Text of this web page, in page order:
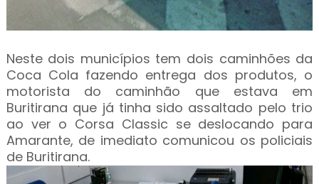
Neste dois municípios tem dois caminhões da
Coca Cola fazendo entrega dos produtos, o
motorista do caminhão que estava em
Buritirana que já tinha sido assaltado pelo trio
ao ver o Corsa Classic se deslocando para
Amarante, de imediato comunicou os policiais
de Buritirana.